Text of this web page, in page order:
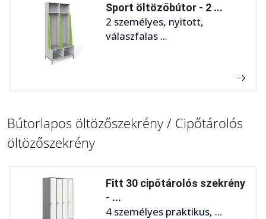
Sport öltözőbútor - 2 ...
2 személyes, nyitott,
válaszfalas ...
Bútorlapos öltözőszekrény / Cipőtárolós
öltözőszekrény
Fitt 30 cipőtárolós szekrény
- ...
4 személyes praktikus, ...